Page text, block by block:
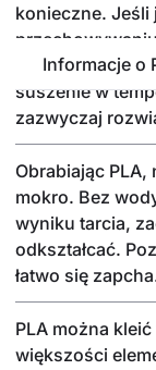
Informacje o
konieczne. Jeśli
pęcherzyków
suszenie w
zazwyczaj
Obrabiając
mokro. Bez
wyniku tarcia,
odkształcać.
łatwo się
PLA można
większości